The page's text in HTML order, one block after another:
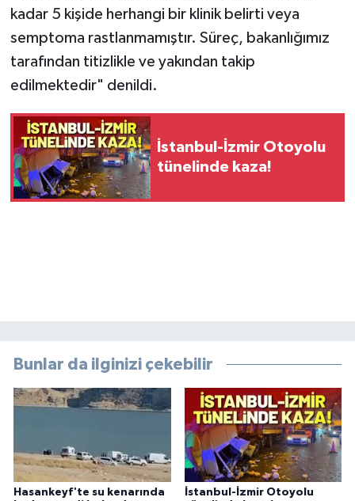
kadar 5 kişide herhangi bir klinik belirti veya
semptoma rastlanmamıştır. Süreç, bakanlığımız
tarafından titizlikle ve yakından takip
edilmektedir" denildi.
İstanbul-İzmir Otoyolu
tünelinde kaza!
Bunlar da ilginizi çekebilir
Hasankeyf'te su kenarında
İstanbul-İzmir Otoyolu